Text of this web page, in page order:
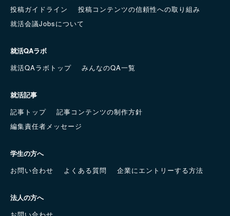
投稿ガイドライン
投稿コンテンツの信頼性への取り組み
就活会議Jobsについて
就活QAラボ
就活QAラボトップ
みんなのQA一覧
就活記事
記事トップ
記事コンテンツの制作方針
編集責任者メッセージ
学生の方へ
お問い合わせ
よくある質問 企業にエントリーする方法
法人の方へ
お問い合わせ